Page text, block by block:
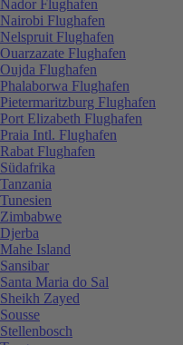
Nador Flughafen
Nairobi Flughafen
Nelspruit Flughafen
Ouarzazate Flughafen
Oujda Flughafen
Phalaborwa Flughafen
Pietermaritzburg Flughafen
Port Elizabeth Flughafen
Praia Intl. Flughafen
Rabat Flughafen
Südafrika
Tanzania
Tunesien
Zimbabwe
Djerba
Mahe Island
Sansibar
Santa Maria do Sal
Sheikh Zayed
Sousse
Stellenbosch